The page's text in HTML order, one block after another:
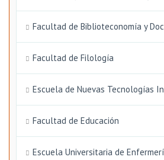
Facultad de Biblioteconomía y
Facultad de Filología
Escuela de Nuevas Tecnologías
Facultad de Educación
Escuela Universitaria de